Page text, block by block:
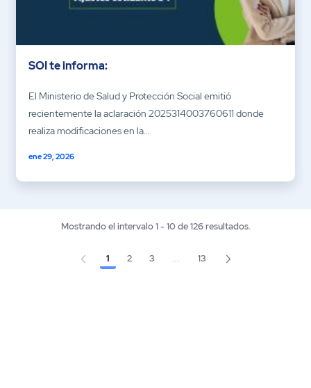
SOI te informa:
El Ministerio de Salud y Protección Social emitió
recientemente la aclaración 2025314003760611 donde
realiza modificaciones en la...
ene 29, 2026
Mostrando el intervalo 1 - 10 de 126 resultados.
Página
1 Página
2 Página
3 ...Páginas intermedias Use TAB
Página
13